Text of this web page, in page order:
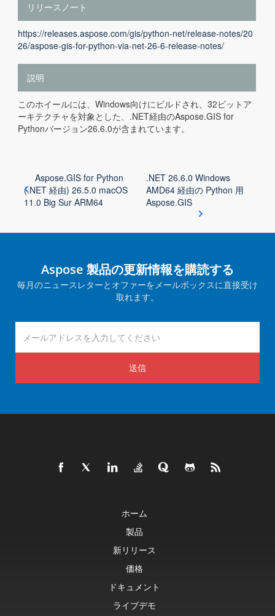
リリースノート
https://releases.aspose.com/gis/python-net/release-notes/20
26/aspose-gis-for-python-via-net-26-6-release-notes/
説明
このホイールには、Windows向けにビルドされ、32ビットア
ーキテクチャを対象とした、.NET経由のAspose.GIS for
Pythonバージョン26.6.0が含まれています。
Aspose.GIS for Python
(.NET 経由) 26.5.0 macOS
11.0 Big Sur ARM64
.NET 26.6.0 Windows
AMD64 経由の Python 用
Aspose.GIS
Aspose 製品の更新情報を購読する
毎月のニュースレターとオファーをメールボックスに直接受け
取れます。
送信
ホーム
製品
新リリース
価格
ドキュメント
ライブデモ